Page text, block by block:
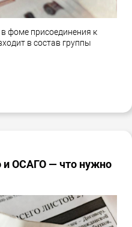
фоме присоединения к
в состав группы
и ОСАГО — что нужно